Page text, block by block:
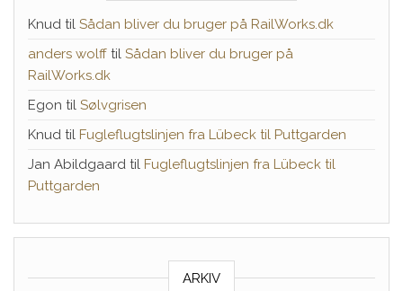
Knud til Sådan bliver du bruger på RailWorks.dk
anders wolff til Sådan bliver du bruger på
RailWorks.dk
Egon til Sølvgrisen
Knud til Fugleflugtslinjen fra Lübeck til Puttgarden
Jan Abildgaard til Fugleflugtslinjen fra Lübeck til
Puttgarden
ARKIV